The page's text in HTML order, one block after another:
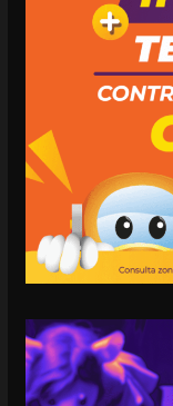
NACIONALES